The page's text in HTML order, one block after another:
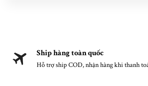
Ship hàng toàn quốc
Hỗ trợ ship COD, nhận hàng khi thanh